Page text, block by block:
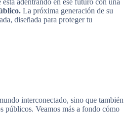
adentrando en ese futuro con una
La próxima generación de su
diseñada para proteger tu
interconectado, sino que también
públicos. Veamos más a fondo cómo